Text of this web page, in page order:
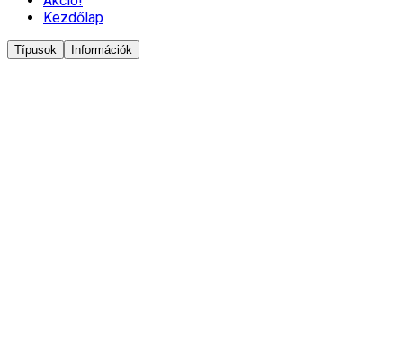
Kezdőlap
Típusok Információk